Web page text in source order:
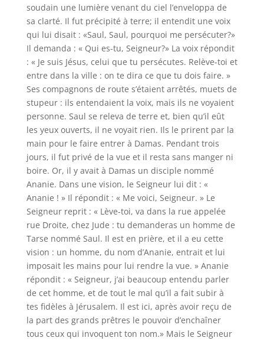
soudain une lumière venant du ciel l’enveloppa de
sa clarté. Il fut précipité à terre; il entendit une voix
qui lui disait : «Saul, Saul, pourquoi me persécuter?»
Il demanda : « Qui es-tu, Seigneur?» La voix répondit
: « Je suis Jésus, celui que tu persécutes. Relève-toi et
entre dans la ville : on te dira ce que tu dois faire. »
Ses compagnons de route s’étaient arrêtés, muets de
stupeur : ils entendaient la voix, mais ils ne voyaient
personne. Saul se releva de terre et, bien qu’il eût
les yeux ouverts, il ne voyait rien. Ils le prirent par la
main pour le faire entrer à Damas. Pendant trois
jours, il fut privé de la vue et il resta sans manger ni
boire. Or, il y avait à Damas un disciple nommé
Ananie. Dans une vision, le Seigneur lui dit : «
Ananie ! » Il répondit : « Me voici, Seigneur. » Le
Seigneur reprit : « Lève-toi, va dans la rue appelée
rue Droite, chez Jude : tu demanderas un homme de
Tarse nommé Saul. Il est en prière, et il a eu cette
vision : un homme, du nom d’Ananie, entrait et lui
imposait les mains pour lui rendre la vue. » Ananie
répondit : « Seigneur, j’ai beaucoup entendu parler
de cet homme, et de tout le mal qu’il a fait subir à
tes fidèles à Jérusalem. Il est ici, après avoir reçu de
la part des grands prêtres le pouvoir d’enchaîner
tous ceux qui invoquent ton nom.» Mais le Seigneur